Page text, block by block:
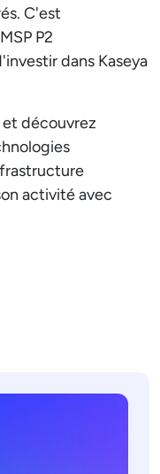
C'est
P2
dans Kaseya
découvrez
activité avec